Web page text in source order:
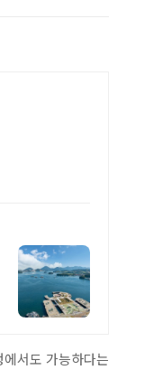
서도 가능하다는